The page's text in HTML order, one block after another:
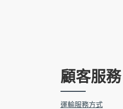
顧客服務
運輸服務方式